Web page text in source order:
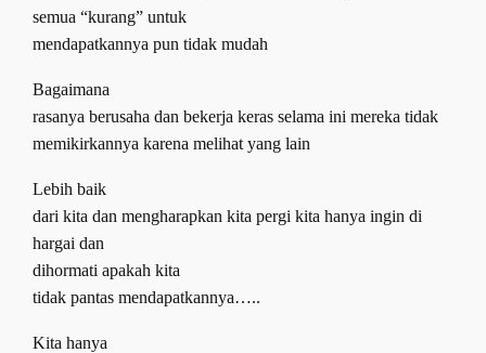
semua “kurang” untuk
mendapatkannya pun tidak mudah
Bagaimana
rasanya berusaha dan bekerja keras selama ini mereka tidak
memikirkannya karena melihat yang lain
Lebih baik
dari kita dan mengharapkan kita pergi kita hanya ingin di
hargai dan
dihormati apakah kita
tidak pantas mendapatkannya…..
Kita hanya